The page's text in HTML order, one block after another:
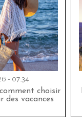
- 07:34
choisir
des vacances